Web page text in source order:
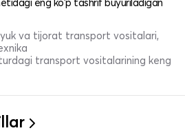
va tijorat transport vositalari,
transport vositalarining keng